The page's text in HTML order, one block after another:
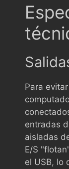
Para
entradas
aisladas
E/S
el USB, lo